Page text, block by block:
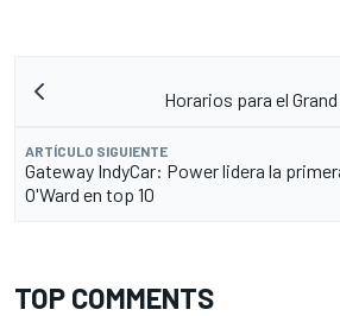
Horarios para el
ARTÍCULO SIGUIENTE
Gateway IndyCar: Power lidera la
O'Ward en top 10
TOP COMMENTS